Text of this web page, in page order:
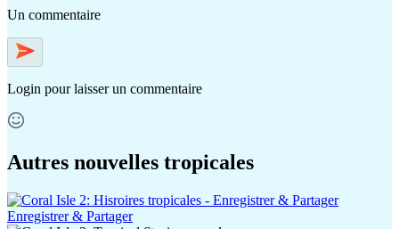
Un commentaire
Login pour laisser un commentaire
Autres nouvelles tropicales
Enregistrer & Partager